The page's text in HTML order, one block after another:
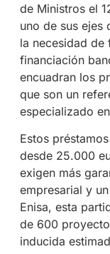
de Ministros el
uno de sus ejes
la necesidad de
financiación
encuadran los
que son un
especializado
Estos
desde 25.000
exigen más
empresarial y
Enisa, esta
de 600
inducida